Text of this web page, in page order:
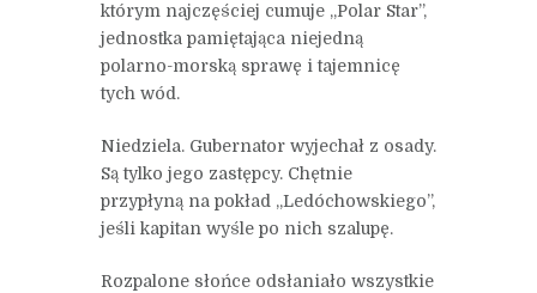
którym najczęściej cumuje „Polar Star”,
jednostka pamiętająca niejedną
polarno-morską sprawę i tajemnicę
tych wód.
Niedziela. Gubernator wyjechał z osady.
Są tylko jego zastępcy. Chętnie
przypłyną na pokład „Ledóchowskiego”,
jeśli kapitan wyśle po nich szalupę.
Rozpalone słońce odsłaniało wszystkie